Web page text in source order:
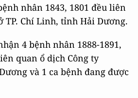
nhân 1843, 1801 đều liên
TP. Chí Linh, tỉnh Hải Dương.
4 bệnh nhân 1888-1891,
quan ổ dịch Công ty
và 1 ca bệnh đang được